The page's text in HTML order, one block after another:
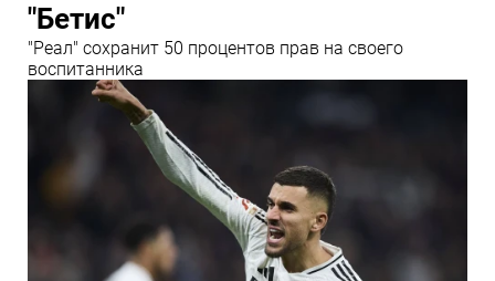
"Бетис"
"Реал" сохранит 50 процентов прав на своего
воспитанника